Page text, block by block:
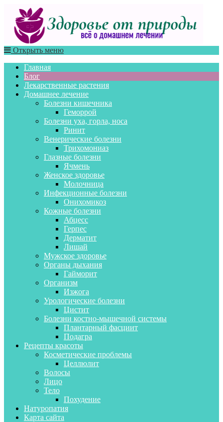
Открыть меню
Главная
Блог
Лекарственные растения
Домашнее лечение
Болезни кишечника
Геморрой
Болезни уха, горла, носа
Ринит
Венерические болезни
Трихомониаз
Глазные болезни
Ячмень
Женское здоровье
Молочница
Инфекционные болезни
Онихомикоз
Кожные болезни
Абцесс
Герпес
Дерматит
Лишай
Мужское здоровье
Органы дыхания
Гайморит
Организм
Изжога
Урологические болезни
Цистит
Болезни костно-мышечной системы
Плантарный фасциит
Подагра
Рецепты красоты
Косметические проблемы
Целлюлит
Волосы
Лицо
Тело
Похудение
Натуропатия
Карта сайта